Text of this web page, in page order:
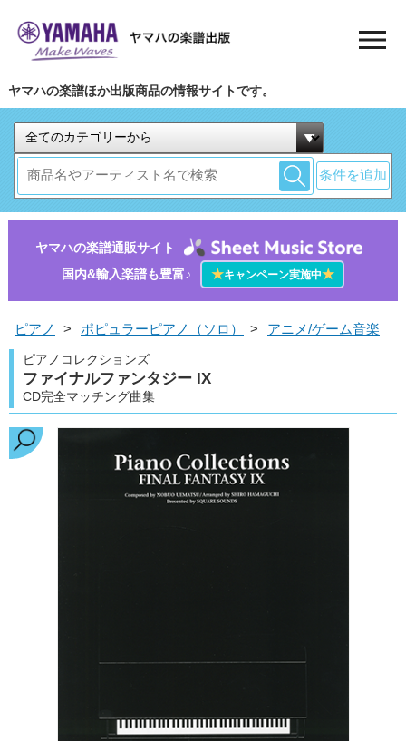
ヤマハの楽譜ほか出版商品の情報サイトです。
条件を追加
ヤマハの楽譜通販サイト
国内&輸入楽譜も豊富♪
★キャンペーン実施中★
ピアノ > ポピュラーピアノ（ソロ） > アニメ/ゲーム音楽
ピアノコレクションズ
ファイナルファンタジー IX
CD完全マッチング曲集